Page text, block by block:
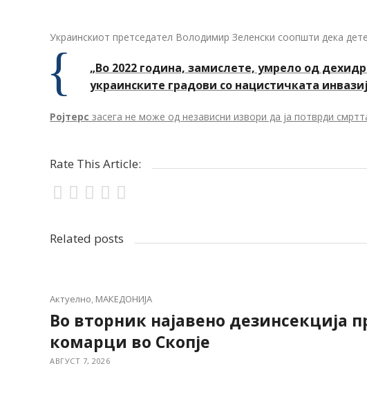
Украинскиот претседател Володимир Зеленски соопшти дека
„Во 2022 година, замислете, умрело од
украинските градови со нацистичката
Ројтерс засега не може од независни извори да ја потврди
Rate This Article:
Related posts
Актуелно, МАКЕДОНИЈА
Во вторник најавено дезинсекција
комарци во Скопје
АВГУСТ 7, 2026